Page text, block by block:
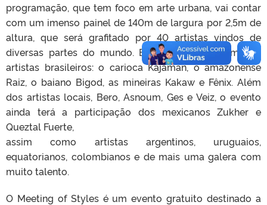
programação, que tem foco em arte urbana, vai contar
com um imenso painel de 140m de largura por 2,5m de
altura, que será grafitado por 40 artistas vindos de
diversas partes do mundo. Entre eles, os renomados
artistas brasileiros: o carioca Kajaman, o amazonense
Raiz, o baiano Bigod, as mineiras Kakaw e Fênix. Além
dos artistas locais, Bero, Asnoum, Ges e Veiz, o evento
ainda terá a participação dos mexicanos Zukher e
Queztal Fuerte,
assim como artistas argentinos, uruguaios,
equatorianos, colombianos e de mais uma galera com
muito talento.
O Meeting of Styles é um evento gratuito destinado a